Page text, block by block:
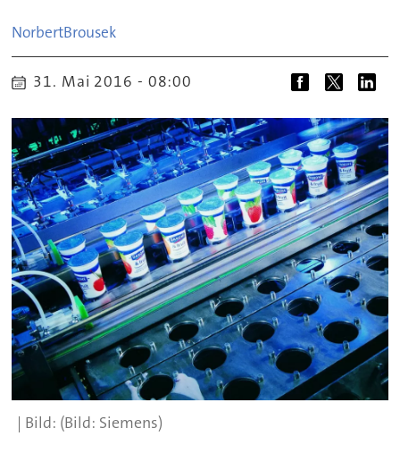
NorbertBrousek
31. Mai 2016 - 08:00
(Bild: Siemens)